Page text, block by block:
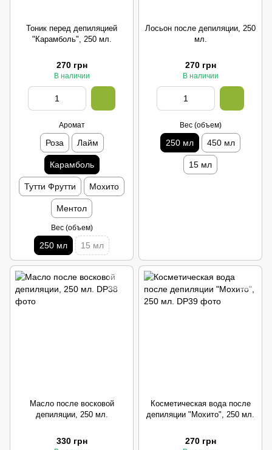
Тоник перед депиляцией
"Карамболь", 250 мл.
270 грн
В наличии
Аромат
Роза Лайм
Карамболь
Тутти Фрутти Мохито
Ментол
Вес (объем)
250 мл 15 мл
Лосьон после депиляции, 250
мл.
270 грн
В наличии
Вес (объем)
250 мл 450 мл
15 мл
Масло после восковой
депиляции, 250 мл.
330 грн
Косметическая вода после
депиляции "Мохито", 250 мл.
270 грн